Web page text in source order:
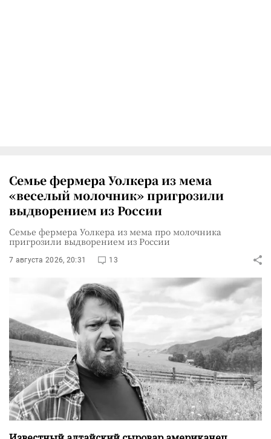
Семье фермера Уолкера из мема
«веселый молочник» пригрозили
выдворением из России
Семье фермера Уолкера из мема про молочника
пригрозили выдворением из России
7 августа 2026, 20:31 13